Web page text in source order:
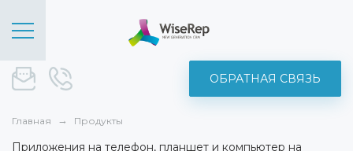
+375 (44) 572-52-19
ОБРАТНАЯ СВЯЗЬ
Главная Продукты
Приложения на телефон, планшет и компьютер на